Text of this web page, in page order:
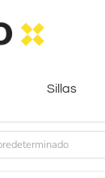
Sillas